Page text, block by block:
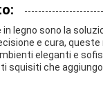
legno sono la
e cura,
eleganti e
squisiti che